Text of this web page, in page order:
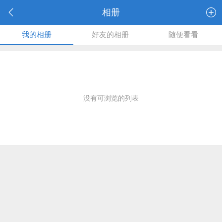
相册
我的相册 好友的相册 随便看看
没有可浏览的列表